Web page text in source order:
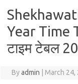
Year Time
टाइम टेबल
Byadmin March 24,